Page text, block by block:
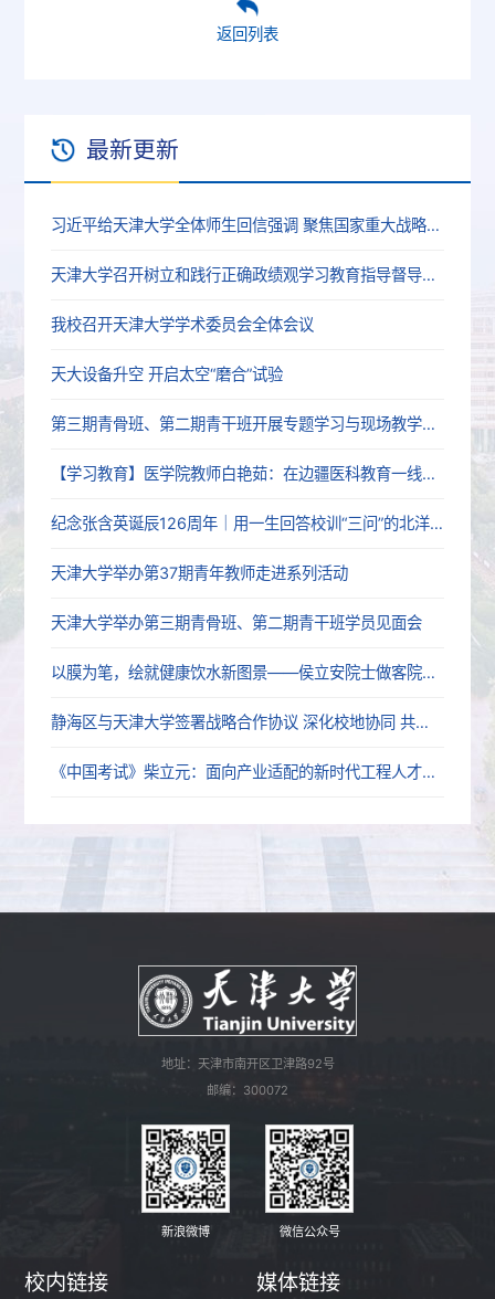
返回列表
最新更新
习近平给天津大学全体师生回信强调 聚焦国家重大战略需求提高人才培养质量 更好服务经济社会发展
天津大学召开树立和践行正确政绩观学习教育指导督导工作推进会
我校召开天津大学学术委员会全体会议
天大设备升空 开启太空“磨合”试验
第三期青骨班、第二期青干班开展专题学习与现场教学活动
【学习教育】医学院教师白艳茹：在边疆医科教育一线践行育人初心
纪念张含英诞辰126周年｜用一生回答校训“三问”的北洋老校长
天津大学举办第37期青年教师走进系列活动
天津大学举办第三期青骨班、第二期青干班学员见面会
以膜为笔，绘就健康饮水新图景——侯立安院士做客院士大讲堂
静海区与天津大学签署战略合作协议 深化校地协同 共启发展新篇
《中国考试》柴立元：面向产业适配的新时代工程人才培养改革探索——以天津大学为例
地址：天津市南开区卫津路92号
邮编：300072
新浪微博 微信公众号
校内链接 媒体链接